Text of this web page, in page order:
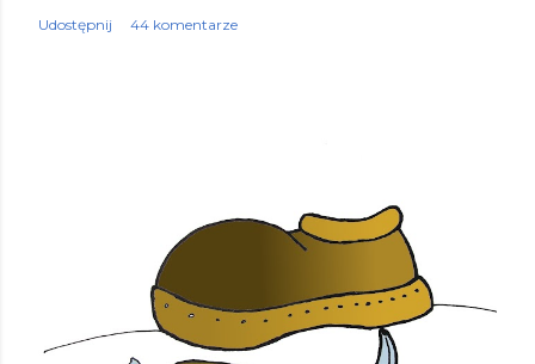
Udostępnij 44 komentarze